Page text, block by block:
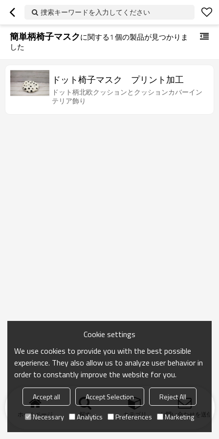
捜索キーワードを入力してください
簡単柄椅子マスクに関する1 個の製品が見つかりま
した
ドット椅子マスク プリント加工
ドット柄北欧クッションとクッションカバーイン
テリア飾り
ホームページ 探す カテゴリ お問い合わせを送信
Cookie settings
We use cookies to provide you with the best possible
experience. They also allow us to analyze user behavior in
order to constantly improve the website for you.
Accept all Accept Selection
Reject All
Necessary
Analytics Preferences Marketing